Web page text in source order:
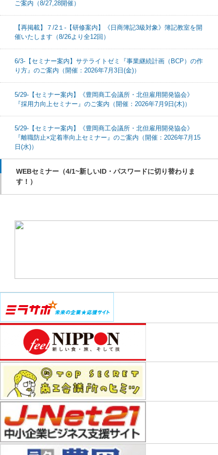
ご案内（8/27,28開催）
【再掲載】７/2１-【研修案内】《日商簿記3級対象》簿記教室を開
催いたします（8/26より全12回）
6/3-【セミナー案内】サテライトゼミ『事業継続計画（BCP）の作
り方』のご案内（開催：2026年7月3日(金)）
5/29-【セミナー案内】《豊岡商工会議所・北但雇用開発協会》
『採用力向上セミナー』のご案内（開催：2026年7月9日(木)）
5/29-【セミナー案内】《豊岡商工会議所・北但雇用開発協会》
『離職防止×定着率向上セミナー』のご案内（開催：2026年7月15
日(水)）
WEBセミナー（4/1~新しいID・パスワードに切り替わりま
す！）